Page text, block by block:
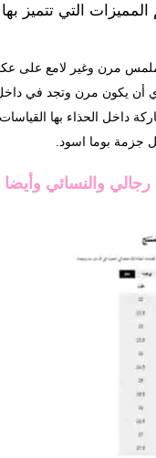
التي تتميز
ملمس مرن وغير لامع على
أن يكون مرن وتجد في داخل
داخل الحذاء بها
جزمة بوما اسود.
والنسائي